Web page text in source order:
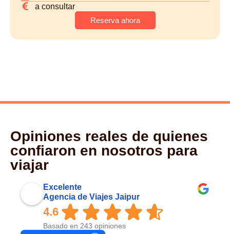
a consultar
Reserva ahora
Opiniones reales de quienes
confiaron en nosotros para
viajar
Excelente
Agencia de Viajes Jaipur
4.6
Basado en 243 opiniones